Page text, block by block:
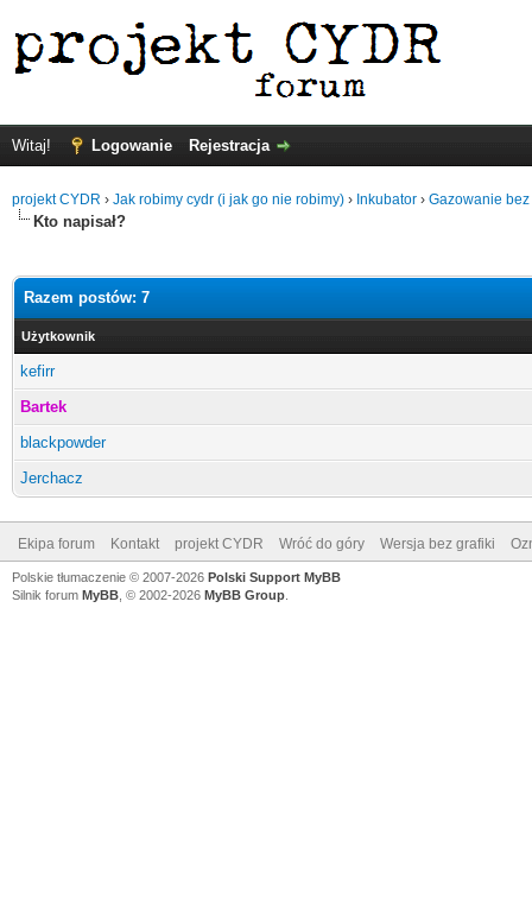
Witaj! Logowanie Rejestracja
projekt CYDR › Jak robimy cydr (i jak go nie robimy) › Inkubator › Gazowanie
Kto napisał?
Razem postów: 7
Użytkownik
kefirr
Bartek
blackpowder
Jerchacz
Ekipa forum Kontakt projekt CYDR Wróć do góry Wersja bez grafiki
Polskie tłumaczenie © 2007-2026 Polski Support MyBB
Silnik forum MyBB , © 2002-2026 MyBB Group